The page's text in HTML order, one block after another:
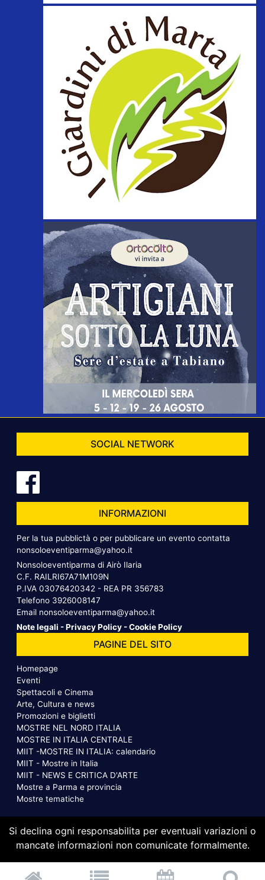
SOCIAL NETWORK
INFORMAZIONI
Per la tua pubblictà o per pubblicare un evento contatta
nonsoloeventiparma@yahoo.it
Nonsoloeventiparma di Airò Ilaria
C.F. RAILRI67A71M109N
P.IVA 03076420342 - REA PR 356783
Telefono 3926008147
Email nonsoloeventiparma@yahoo.it
Note legali -Privacy Policy -Cookie Policy
PAGINE DEL SITO
Homepage
Eventi
Spettacoli e Cinema
Arte, Cultura e news
Promozioni e biglietti
MOSTRE NEL NORD ITALIA
MOSTRE IN ITALIA CENTRALE
MIIT -MOSTRE IN ITALIA: calendario
MIIT - Mostre in Italia
MIIT - NEWS E CRITICA D'ARTE
Mostre a Parma e provincia
Mostre tematiche
Si declina ogni responsabilita per eventuali variazioni o
mancate informazioni non comunicate formalmente.